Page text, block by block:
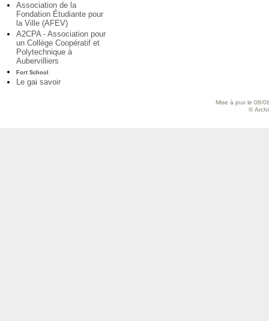
Association de la
Fondation Étudiante pour
la Ville (AFEV)
A2CPA - Association pour
un Collège Coopératif et
Polytechnique à
Aubervilliers
Fort School
Le gai savoir
Mise à jour le 08/
©